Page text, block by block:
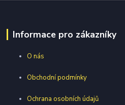
Informace pro zákazníky
O nás
Obchodní podmínky
Ochrana osobních údajů